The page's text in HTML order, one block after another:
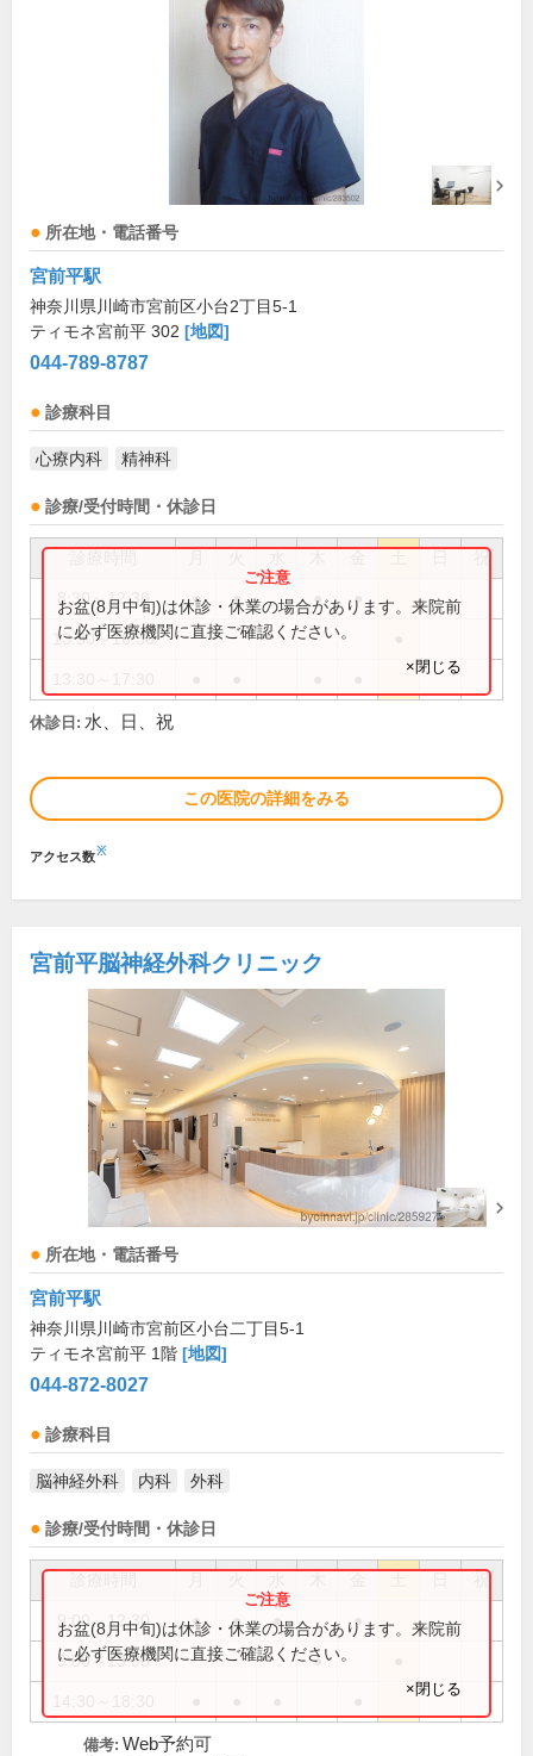
所在地・電話番号
宮前平駅
神奈川県川崎市宮前区小台2丁目5-1
ティモネ宮前平 302 [地図]
044-789-8787
診療科目
心療内科 精神科
診療/受付時間・休診日
祝
8:30～12:30 ● ● ● ●
13:30～16:30
お盆(8月中旬)は休診・休業の場合があります。来院前
に必ず医療機関に直接ご確認ください。
×閉じる
休診日: 水、日、祝
この医院の詳細をみる
アクセス数※
宮前平脳神経外科クリニック
所在地・電話番号
宮前平駅
神奈川県川崎市宮前区小台二丁目5-1
ティモネ宮前平 1階 [地図]
044-872-8027
診療科目
脳神経外科 内科 外科
診療/受付時間・休診日
祝
9:00～12:30 ● ● ● ●
9:00～13:30 ●
お盆(8月中旬)は休診・休業の場合があります。来院前
に必ず医療機関に直接ご確認ください。
×閉じる
備考: Web予約可